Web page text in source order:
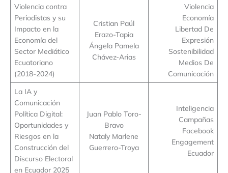
Violencia contra
Periodistas y su
Impacto en la
Economía del
Sector Mediático
Ecuatoriano
(2018-2024)
Cristian Paúl
Erazo-Tapia
Ángela Pamela
Chávez-Arias
Violencia
Economía
Libertad De
Expresión
Sostenibilidad
Medios De
Comunicación
La IA y
Comunicación
Política Digital:
Oportunidades y
Riesgos en la
Construcción del
Discurso Electoral
en Ecuador 2025
Juan Pablo Toro-
Bravo
Nataly Marlene
Guerrero-Troya
Inteligencia
Campañas
Facebook
Engagement
Ecuador